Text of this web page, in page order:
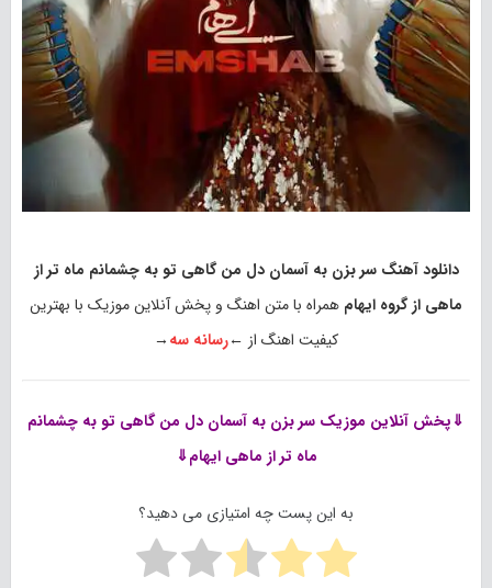
دانلود آهنگ سر بزن به آسمان دل من گاهی تو به چشمانم ماه تر از
ماهی از گروه ایهام همراه با متن اهنگ و پخش آنلاین موزیک با بهترین
کیفیت اهنگ از ←رسانه سه→
⇓پخش آنلاین موزیک سر بزن به آسمان دل من گاهی تو به چشمانم
ماه تر از ماهی ایهام⇓
به این پست چه امتیازی می دهید؟